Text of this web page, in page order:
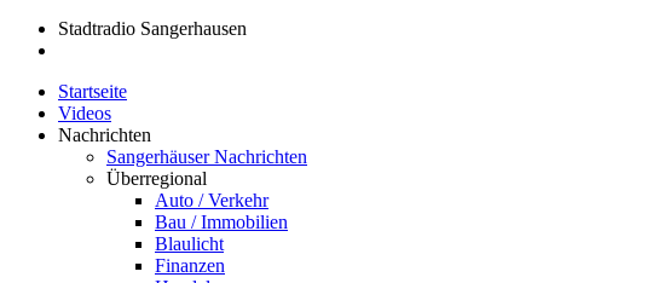
Stadtradio Sangerhausen
Startseite
Videos
Nachrichten
Sangerhäuser Nachrichten
Überregional
Auto / Verkehr
Bau / Immobilien
Blaulicht
Finanzen